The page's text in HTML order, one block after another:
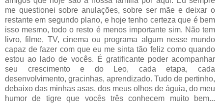
me questionei sobre anulações, sobre ser mãe e deixar o
restante em segundo plano, e hoje tenho certeza que é bem
isso mesmo, todo o resto é menos importante sim. Não tem
livro, filme, TV, cinema ou programa algum nesse mundo
capaz de fazer com que eu me sinta tão feliz como quando
estou ao lado de vocês. É gratificante poder acompanhar
seu crescimento e do Leo, cada etapa, cada
desenvolvimento, gracinhas, aprendizado. Tudo de pertinho,
debaixo das minhas asas, dos meus olhos de águia, do meu
humor de tigre que vocês três conhecem muito bem...